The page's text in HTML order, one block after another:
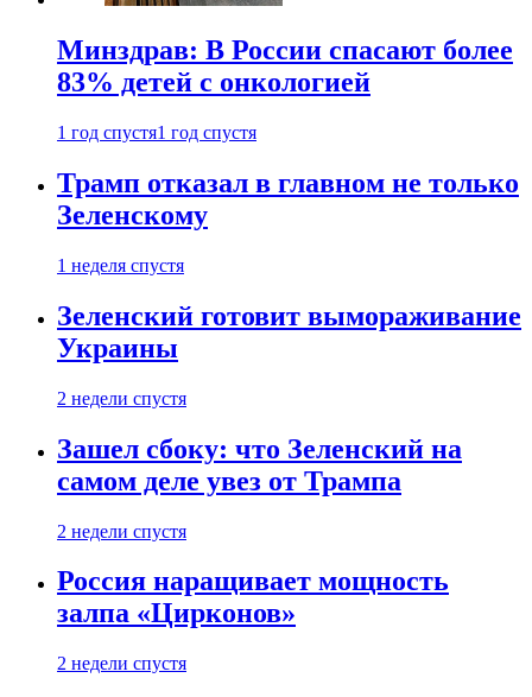
Минздрав: В России спасают более
83% детей с онкологией
1 год спустя1 год спустя
Трамп отказал в главном не только
Зеленскому
1 неделя спустя
Зеленский готовит вымораживание
Украины
2 недели спустя
Зашел сбоку: что Зеленский на
самом деле увез от Трампа
2 недели спустя
Россия наращивает мощность
залпа «Цирконов»
2 недели спустя